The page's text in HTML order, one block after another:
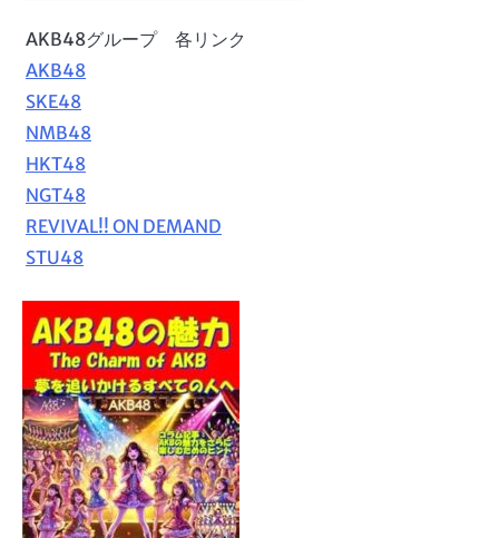
AKB48グループ 各リンク
AKB48
SKE48
NMB48
HKT48
NGT48
REVIVAL!! ON DEMAND
STU48